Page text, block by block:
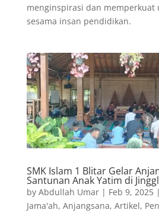
menginspirasi dan memperkuat
sesama insan pendidikan.
SMK Islam 1 Blitar Gelar
Santunan Anak Yatim di
by Abdullah Umar| Feb 9, 2025|
Jama'ah, Anjangsana, Artikel,